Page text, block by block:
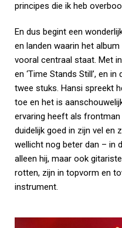
principes die ik heb
En dus begint een
en landen waarin het album
vooral centraal staat. Met
en ‘Time Stands Still’, en
twee stuks. Hansi spreekt
toe en het is
ervaring heeft als
duidelijk goed in zijn vel en
wellicht nog beter dan – in
alleen hij, maar ook
rotten, zijn in topvorm en
instrument.